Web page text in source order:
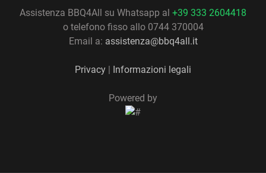
Assistenza BBQ4All su Whatsapp al +39 333 2604418
o telefono fisso allo 0744 370004
Email a: assistenza@bbq4all.it
Privacy | Informazioni legali
Powered by